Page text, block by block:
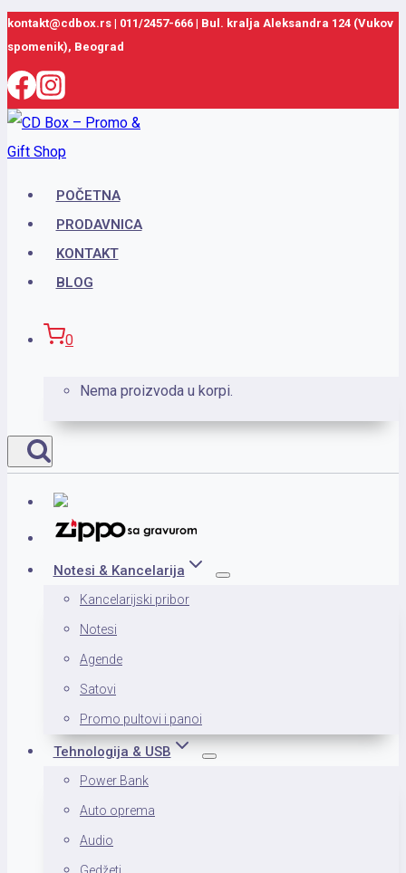
Skip
to
content
kontakt@cdbox.rs | 011/2457-666 | Bul. kralja Aleksandra 124 (Vukov
spomenik), Beograd
POČETNA
PRODAVNICA
KONTAKT
BLOG
0
Nema proizvoda u korpi.
Notesi & Kancelarija
Kancelarijski pribor
Notesi
Agende
Satovi
Promo pultovi i panoi
Tehnologija & USB
Power Bank
Auto oprema
Audio